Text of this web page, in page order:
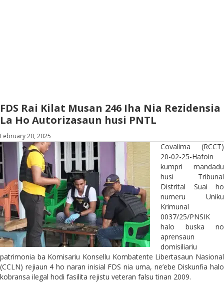
FDS Rai Kilat Musan 246 Iha Nia Rezidensia
La Ho Autorizasaun husi PNTL
February 20, 2025
Covalima (RCCT)
20-02-25-Hafoin
kumpri mandadu
husi Tribunal
Distrital Suai ho
numeru Uniku
Krimunal
0037/25/PNSIK
halo buska no
aprensaun
domisiliariu
patrimonia ba Komisariu Konsellu Kombatente Libertasaun Nasional
(CCLN) rejiaun 4 ho naran inisial FDS nia uma, ne’ebe Diskunfia halo
kobransa ilegal hodi fasilita rejistu veteran falsu tinan 2009.